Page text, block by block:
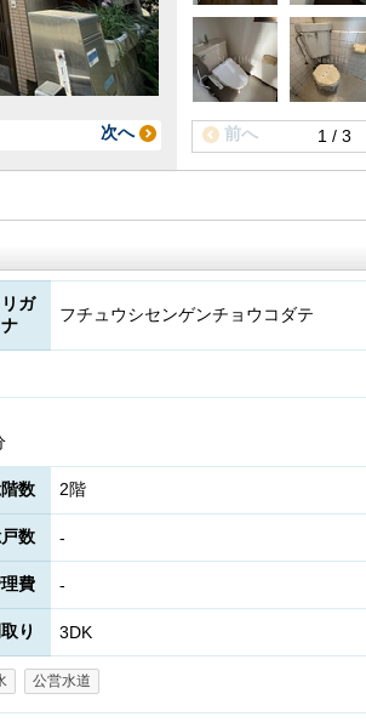
次へ 1 / 3
前へ
ガ
ナ
フチュウシセンゲンチョウコダテ
数 2階
数 -
費 -
り 3DK
公営水道